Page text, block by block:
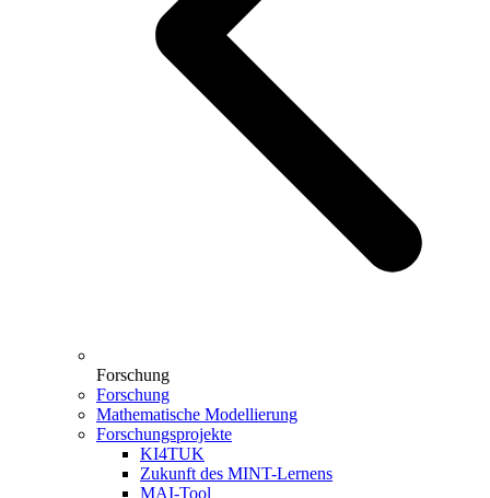
Forschung
Forschung
Mathematische Modellierung
Forschungsprojekte
KI4TUK
Zukunft des MINT-Lernens
MAI-Tool